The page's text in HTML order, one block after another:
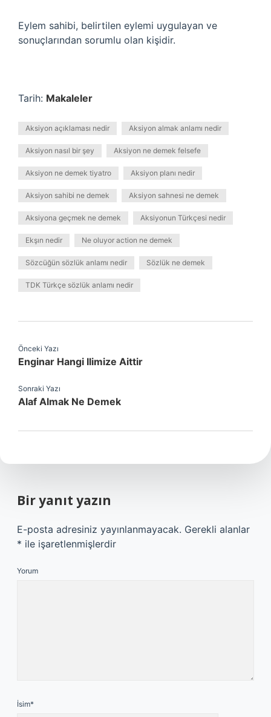
Eylem sahibi, belirtilen eylemi uygulayan ve
sonuçlarından sorumlu olan kişidir.
Tarih: Makaleler
Aksiyon açıklaması nedir Aksiyon almak anlamı nedir
Aksiyon nasıl bir şey Aksiyon ne demek felsefe
Aksiyon ne demek tiyatro Aksiyon planı nedir
Aksiyon sahibi ne demek Aksiyon sahnesi ne demek
Aksiyona geçmek ne demek Aksiyonun Türkçesi nedir
Ekşın nedir Ne oluyor action ne demek
Sözcüğün sözlük anlamı nedir Sözlük ne demek
TDK Türkçe sözlük anlamı nedir
Önceki Yazı
Enginar Hangi Ilimize Aittir
Sonraki Yazı
Alaf Almak Ne Demek
Bir yanıt yazın
E-posta adresiniz yayınlanmayacak. Gerekli alanlar
* ile işaretlenmişlerdir
Yorum
İsim*